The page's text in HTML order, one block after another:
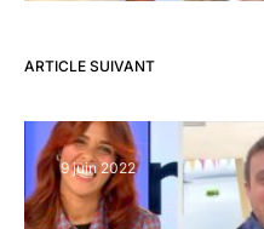
ARTICLE SUIVANT
9 juin 2022